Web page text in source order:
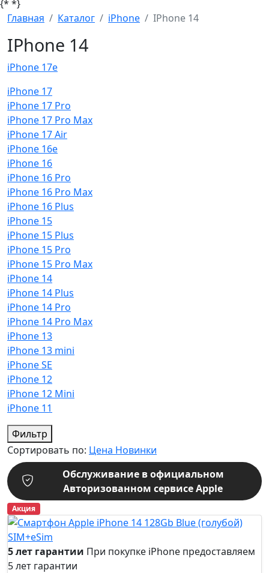
{* *}
Главная
Каталог iPhone IPhone 14
IPhone 14
iPhone 17e
iPhone 17
iPhone 17 Pro
iPhone 17 Pro Max
iPhone 17 Air
iPhone 16e
iPhone 16
iPhone 16 Pro
iPhone 16 Pro Max
iPhone 16 Plus
iPhone 15
iPhone 15 Plus
iPhone 15 Pro
iPhone 15 Pro Max
iPhone 14
iPhone 14 Plus
iPhone 14 Pro
iPhone 14 Pro Max
iPhone 13
iPhone 13 mini
iPhone SE
iPhone 12
iPhone 12 Mini
iPhone 11
Фильтр
Сортировать по: Цена Новинки
Обслуживание в официальном
Авторизованном сервисе Apple
Акция
5 лет гарантии При покупке iPhone предоставляем
5 лет гарантии